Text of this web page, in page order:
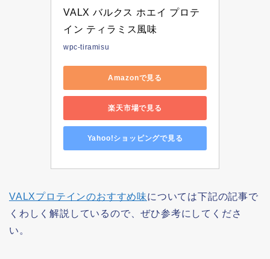
VALX バルクス ホエイ プロテ
イン ティラミス風味
wpc-tiramisu
Amazonで見る
楽天市場で見る
Yahoo!ショッピングで見る
VALXプロテインのおすすめ味については下記の記事で
くわしく解説しているので、ぜひ参考にしてくださ
い。